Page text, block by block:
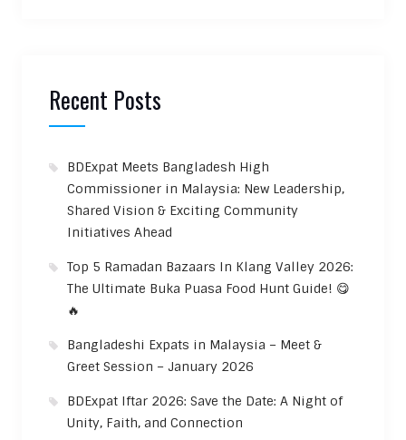
Recent Posts
BDExpat Meets Bangladesh High
Commissioner in Malaysia: New Leadership,
Shared Vision & Exciting Community
Initiatives Ahead
Top 5 Ramadan Bazaars In Klang Valley 2026:
The Ultimate Buka Puasa Food Hunt Guide! 😋
🔥
Bangladeshi Expats in Malaysia – Meet &
Greet Session – January 2026
BDExpat Iftar 2026: Save the Date: A Night of
Unity, Faith, and Connection